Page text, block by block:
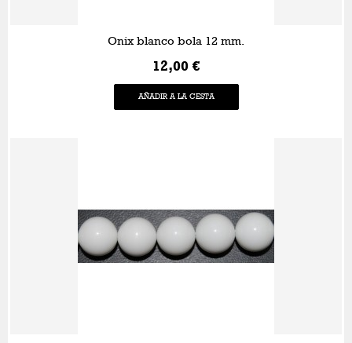
Onix blanco bola 12 mm.
12,00 €
AÑADIR A LA CESTA